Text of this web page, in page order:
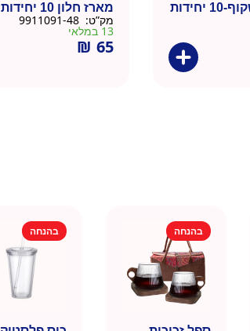
קופסאות אירוח מכסה שקוף-10 יחידות
מארז חלון 10 יחידות – 48/35/10
מק”ט: 9911091-48
13 במלאי
₪ 65
בהנחה בהנחה